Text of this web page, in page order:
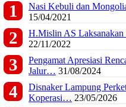
Nasi Kebuli dan
15/04/2021
H.Mislin AS
22/11/2022
Pengamat Apresiasi
Jalur… 31/08/2024
Disnaker Lampung
Koperasi… 23/05/2026